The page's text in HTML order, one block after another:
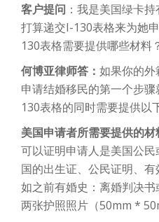
客户提问 ：我是美国绿卡
打算递交I-130表格来为她
130表格需要提供哪些材料
何博亚律师答： 如果你的
申请结婚移民的第一个步
130表格的同时需要提供以
美国申请者所需要提供的材
可以证明申请人是美国公
国的出生证、公民证明、有
如之前有婚史：离婚判决书
两张护照照片（50mm *